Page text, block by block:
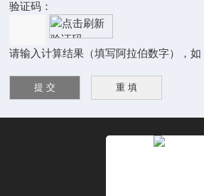
验证码：
请输入计算结果（填写阿拉伯数字），